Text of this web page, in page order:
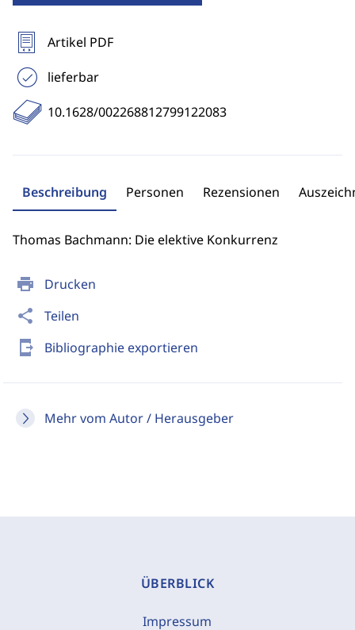
print Drucken
share Teilen
send_to_mobile Bibliographie exportieren
Mehr vom Autor / Herausgeber
Artikel PDF
lieferbar
10.1628/002268812799122083
Beschreibung Personen Rezensionen
Thomas Bachmann: Die elektive Konkurrenz
ÜBERBLICK
Impressum